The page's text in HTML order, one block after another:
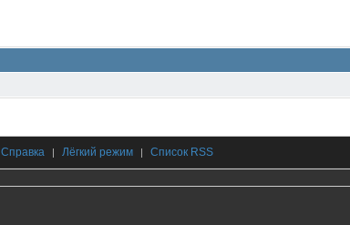
Справка | Лёгкий режим | Список RSS